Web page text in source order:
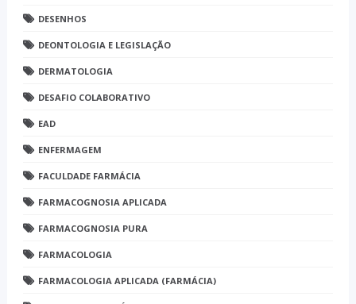
DESENHOS
DEONTOLOGIA E LEGISLAÇÃO
DERMATOLOGIA
DESAFIO COLABORATIVO
EAD
ENFERMAGEM
FACULDADE FARMÁCIA
FARMACOGNOSIA APLICADA
FARMACOGNOSIA PURA
FARMACOLOGIA
FARMACOLOGIA APLICADA (FARMÁCIA)